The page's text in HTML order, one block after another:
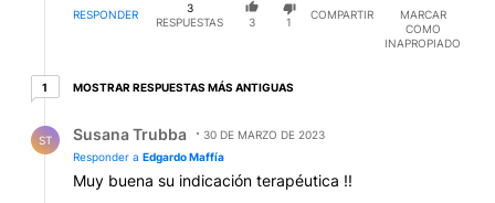
RESPONDER
3
RESPUESTAS
3 1
COMPARTIR
MARCAR
COMO
INAPROPIADO
11 respuesta más antiguas
MOSTRAR RESPUESTAS MÁS ANTIGUAS
ST Susana Trubba
30 DE MARZO DE 2023
Responder a Edgardo Maffía
Muy buena su indicación terapéutica !!